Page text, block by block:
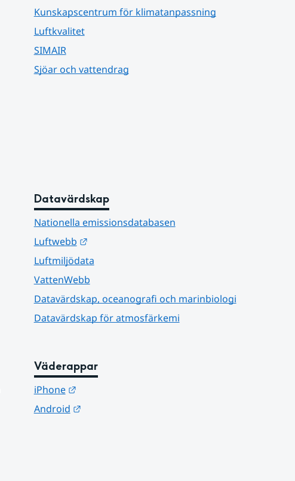
Kunskapscentrum för klimatanpassning
Luftkvalitet
SIMAIR
Sjöar och vattendrag
Datavärdskap
Nationella emissionsdatabasen
Luftwebb
Länk till annan webbplats.
Luftmiljödata
VattenWebb
Datavärdskap, oceanografi och marinbiologi
Datavärdskap för atmosfärkemi
Väderappar
iPhone
Länk till annan webbplats.
Android
Länk till annan webbplats.